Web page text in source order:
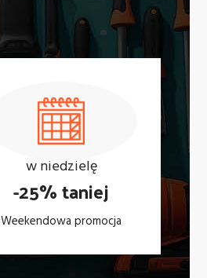
w niedzielę
-25% taniej
Weekendowa promocja